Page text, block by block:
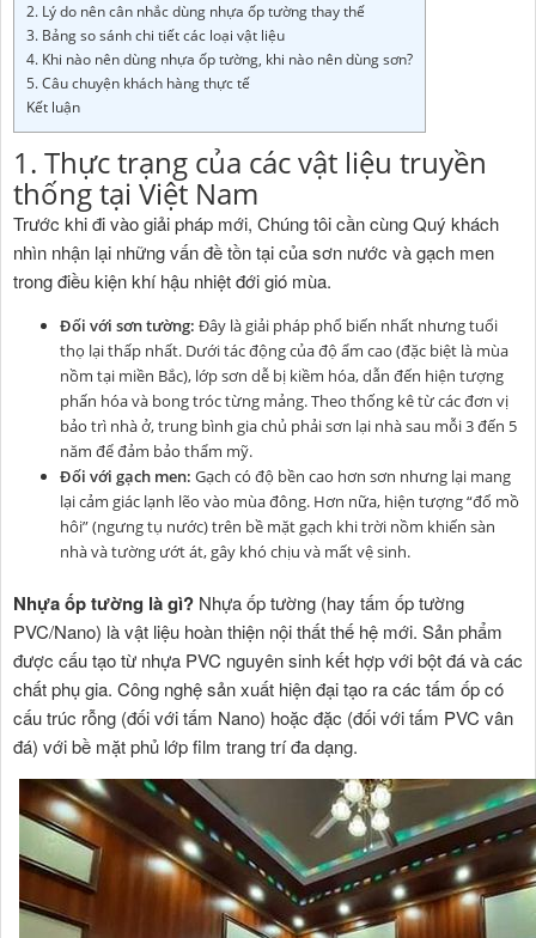
2. Lý do nên cân nhắc dùng nhựa ốp tường thay thế
3. Bảng so sánh chi tiết các loại vật liệu
4. Khi nào nên dùng nhựa ốp tường, khi nào nên dùng sơn?
5. Câu chuyện khách hàng thực tế
Kết luận
1. Thực trạng của các vật liệu truyền
thống tại Việt Nam
Trước khi đi vào giải pháp mới, Chúng tôi cần cùng Quý khách
nhìn nhận lại những vấn đề tồn tại của sơn nước và gạch men
trong điều kiện khí hậu nhiệt đới gió mùa.
Đối với sơn tường: Đây là giải pháp phổ biến nhất nhưng tuổi
thọ lại thấp nhất. Dưới tác động của độ ẩm cao (đặc biệt là mùa
nồm tại miền Bắc), lớp sơn dễ bị kiềm hóa, dẫn đến hiện tượng
phấn hóa và bong tróc từng mảng. Theo thống kê từ các đơn vị
bảo trì nhà ở, trung bình gia chủ phải sơn lại nhà sau mỗi 3 đến 5
năm để đảm bảo thẩm mỹ.
Đối với gạch men: Gạch có độ bền cao hơn sơn nhưng lại mang
lại cảm giác lạnh lẽo vào mùa đông. Hơn nữa, hiện tượng “đổ mồ
hôi” (ngưng tụ nước) trên bề mặt gạch khi trời nồm khiến sàn
nhà và tường ướt át, gây khó chịu và mất vệ sinh.
Nhựa ốp tường là gì? Nhựa ốp tường (hay tấm ốp tường
PVC/Nano) là vật liệu hoàn thiện nội thất thế hệ mới. Sản phẩm
được cấu tạo từ nhựa PVC nguyên sinh kết hợp với bột đá và các
chất phụ gia. Công nghệ sản xuất hiện đại tạo ra các tấm ốp có
cấu trúc rỗng (đối với tấm Nano) hoặc đặc (đối với tấm PVC vân
đá) với bề mặt phủ lớp film trang trí đa dạng.